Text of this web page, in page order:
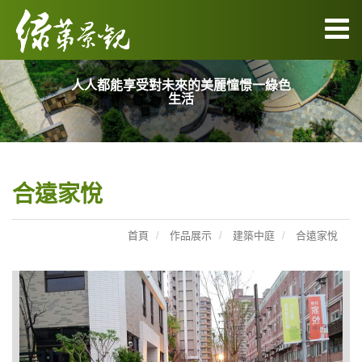
人人都能享受對未來的美麗憧憬一綠色
生活
合遠家悅
首頁 作品展示 建築中庭 合遠家悅